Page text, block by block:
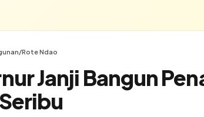
/Rote Ndao
Janji Bangun